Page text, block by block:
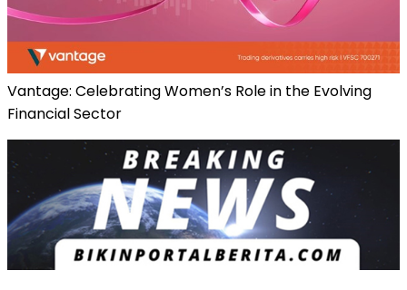
Vantage: Celebrating Women’s Role in the Evolving
Financial Sector